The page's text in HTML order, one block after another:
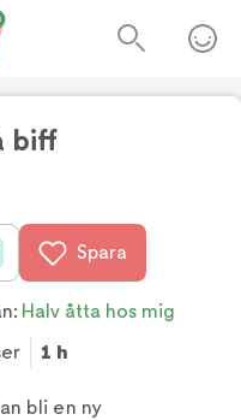
biff
Spara
Halv åtta hos mig
1 h
bli en ny